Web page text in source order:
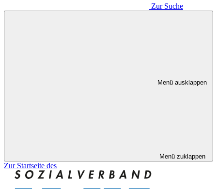
Zur Suche
Menü ausklappen
Menü zuklappen
Zur Startseite des